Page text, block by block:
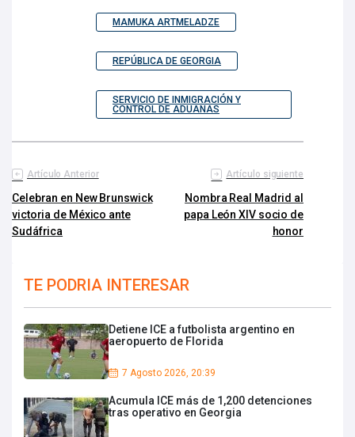
MAMUKA ARTMELADZE
REPÚBLICA DE GEORGIA
SERVICIO DE INMIGRACIÓN Y
CONTROL DE ADUANAS
Artículo Anterior
Celebran en New Brunswick
victoria de México ante
Sudáfrica
Artículo siguiente
Nombra Real Madrid al
papa León XIV socio de
honor
TE PODRIA INTERESAR
Detiene ICE a futbolista argentino en
aeropuerto de Florida
7 Agosto 2026, 20:39
Acumula ICE más de 1,200 detenciones
tras operativo en Georgia